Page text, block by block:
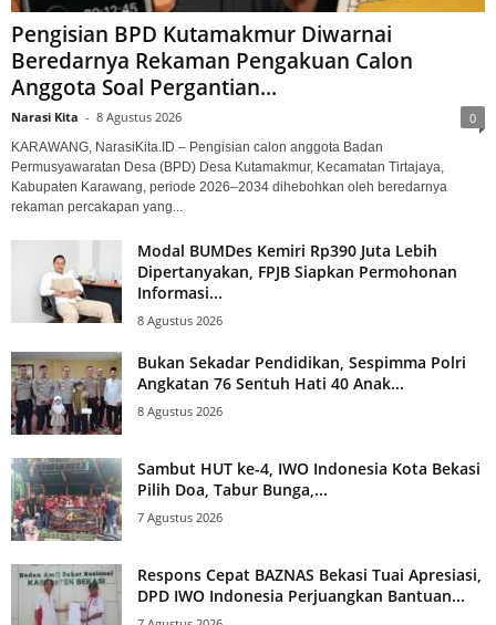
Pengisian BPD Kutamakmur Diwarnai
Beredarnya Rekaman Pengakuan Calon
Anggota Soal Pergantian...
Narasi Kita - 8 Agustus 2026 0
KARAWANG, NarasiKita.ID – Pengisian calon anggota Badan
Permusyawaratan Desa (BPD) Desa Kutamakmur, Kecamatan Tirtajaya,
Kabupaten Karawang, periode 2026–2034 dihebohkan oleh beredarnya
rekaman percakapan yang...
Modal BUMDes Kemiri Rp390 Juta Lebih
Dipertanyakan, FPJB Siapkan Permohonan
Informasi...
8 Agustus 2026
Bukan Sekadar Pendidikan, Sespimma Polri
Angkatan 76 Sentuh Hati 40 Anak...
8 Agustus 2026
Sambut HUT ke-4, IWO Indonesia Kota Bekasi
Pilih Doa, Tabur Bunga,...
7 Agustus 2026
Respons Cepat BAZNAS Bekasi Tuai Apresiasi,
DPD IWO Indonesia Perjuangkan Bantuan...